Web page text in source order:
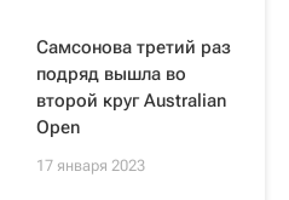
Самсонова третий раз
подряд вышла во
второй круг Australian
Open
17 января 2023